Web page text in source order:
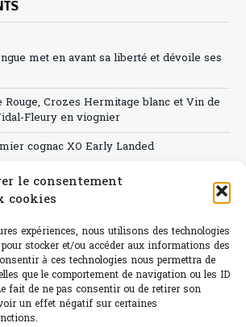
le consentement
cookies
expériences, nous utilisons des technologies
stocker et/ou accéder aux informations des
à ces technologies nous permettra de
que le comportement de navigation ou les ID
fait de ne pas consentir ou de retirer son
un effet négatif sur certaines
met en avant sa liberté et dévoile ses
Crozes Hermitage blanc et Vin de
Fleury en viognier
cognac XO Early Landed
CHR à « l’heure espagnole » ?
est dangereux pour la santé.